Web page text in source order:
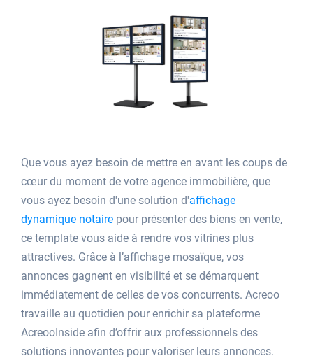
Que vous ayez besoin de mettre en avant les coups de
cœur du moment de votre agence immobilière, que
vous ayez besoin d'une solution d'affichage
dynamique notaire pour présenter des biens en vente,
ce template vous aide à rendre vos vitrines plus
attractives. Grâce à l’affichage mosaïque, vos
annonces gagnent en visibilité et se démarquent
immédiatement de celles de vos concurrents. Acreoo
travaille au quotidien pour enrichir sa plateforme
AcreooInside afin d’offrir aux professionnels des
solutions innovantes pour valoriser leurs annonces.